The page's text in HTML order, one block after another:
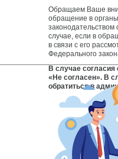
Обращаем Ваше
обращение в
случае, если в
в связи с его
Федерального
В случае
«Не согласен». В
обратиться в